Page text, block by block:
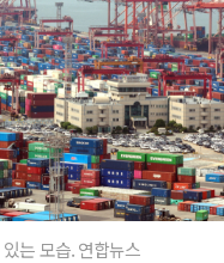
는 모습. 연합뉴스